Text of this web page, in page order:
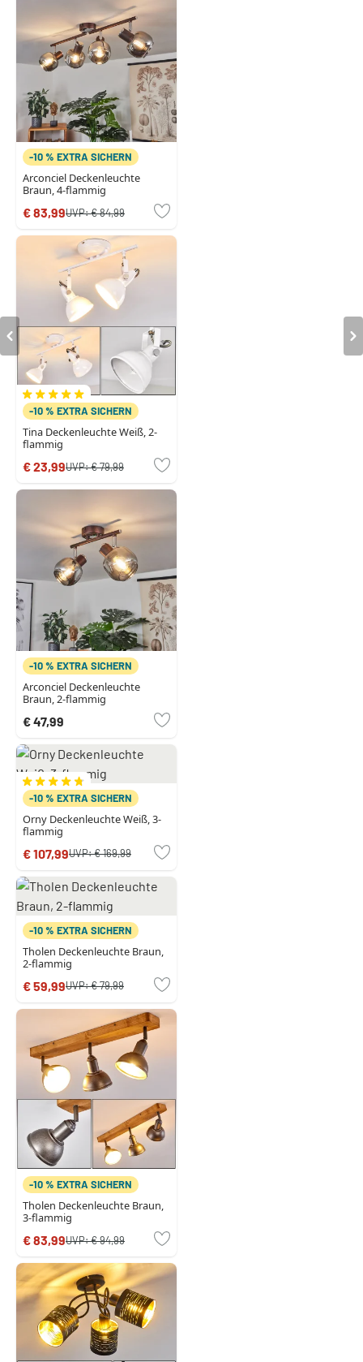
-10 % EXTRA SICHERN
Arconciel Deckenleuchte
Braun, 4-flammig
€ 83,99UVP:€ 84,99
-10 % EXTRA SICHERN
Tina Deckenleuchte Weiß, 2-
flammig
€ 23,99UVP:€ 79,99
-10 % EXTRA SICHERN
Arconciel Deckenleuchte
Braun, 2-flammig
€ 47,99
-10 % EXTRA SICHERN
Orny Deckenleuchte Weiß, 3-
flammig
€ 107,99UVP:€ 169,99
-10 % EXTRA SICHERN
Tholen Deckenleuchte Braun,
2-flammig
€ 59,99UVP:€ 79,99
-10 % EXTRA SICHERN
Tholen Deckenleuchte Braun,
3-flammig
€ 83,99UVP:€ 94,99